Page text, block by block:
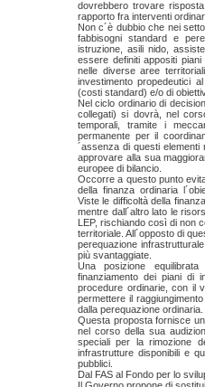
dovrebbero trovare
rapporto fra interventi
Non c´è dubbio che nei
fabbisogni standard e
istruzione, asili nido,
essere definiti appositi
nelle diverse aree
investimento propedeutici
(costi standard) e/o di
Nel ciclo ordinario di
collegati) si dovrà, nel
temporali, tramite i
permanente per il
´assenza di questi
approvare alla sua
europee di bilancio.
Occorre a questo punto
della finanza ordinaria
Viste le difficoltà della
mentre dall´altro lato le
LEP, rischiando così di non
territoriale. All´opposto di
perequazione
più svantaggiate.
Una posizione
finanziamento dei piani di
procedure ordinarie, con il
permettere il
dalla perequazione ordinaria.
Questa proposta fornisce
nel corso della sua
speciali per la rimozione
infrastrutture disponibili e
pubblici.
Dal FAS al Fondo per lo